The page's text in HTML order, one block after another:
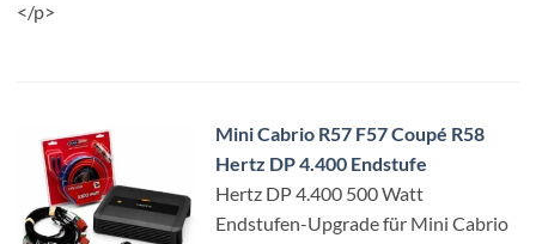
</p>
Mini Cabrio R57 F57 Coupé R58
Hertz DP 4.400 Endstufe
Hertz DP 4.400 500 Watt
Endstufen-Upgrade für Mini Cabrio